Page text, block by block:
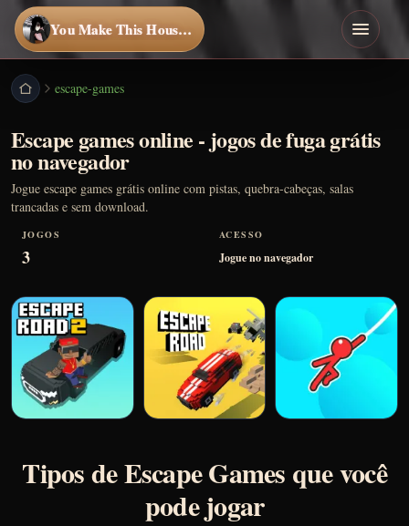
You Make This House a Home
escape-games
Escape games online - jogos de fuga grátis
no navegador
Jogue escape games grátis online com pistas, quebra-cabeças, salas
trancadas e sem download.
JOGOS
3
ACESSO
Jogue no navegador
Tipos de Escape Games que você
pode jogar